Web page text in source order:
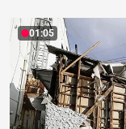
01:05